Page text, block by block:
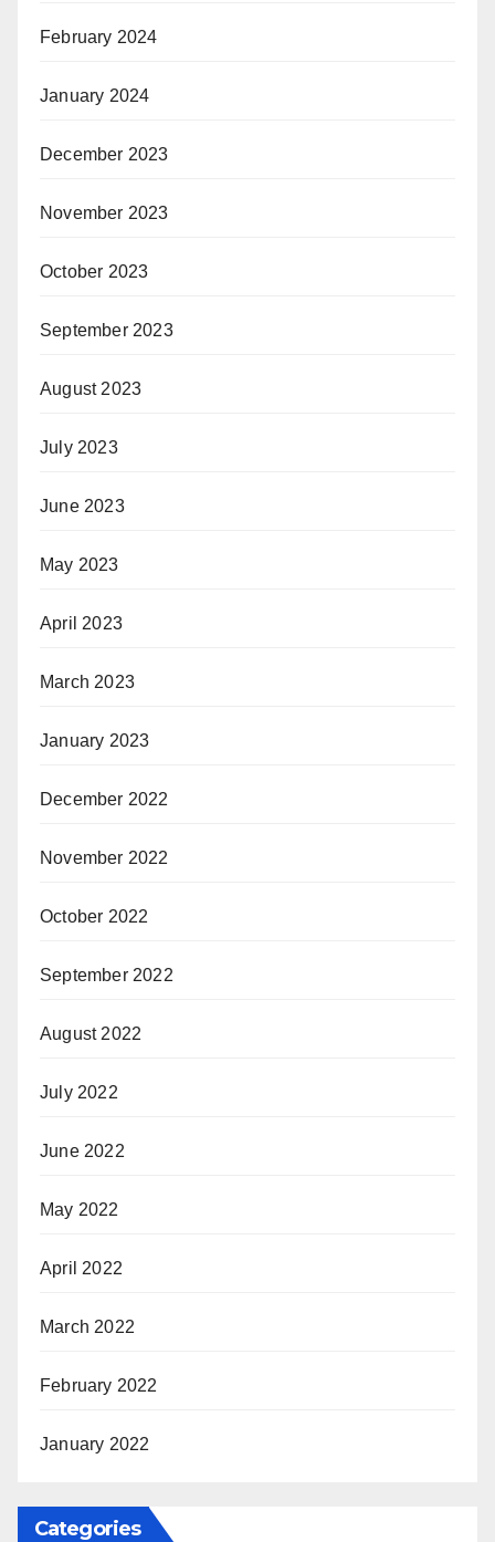
February 2024
January 2024
December 2023
November 2023
October 2023
September 2023
August 2023
July 2023
June 2023
May 2023
April 2023
March 2023
January 2023
December 2022
November 2022
October 2022
September 2022
August 2022
July 2022
June 2022
May 2022
April 2022
March 2022
February 2022
January 2022
Categories